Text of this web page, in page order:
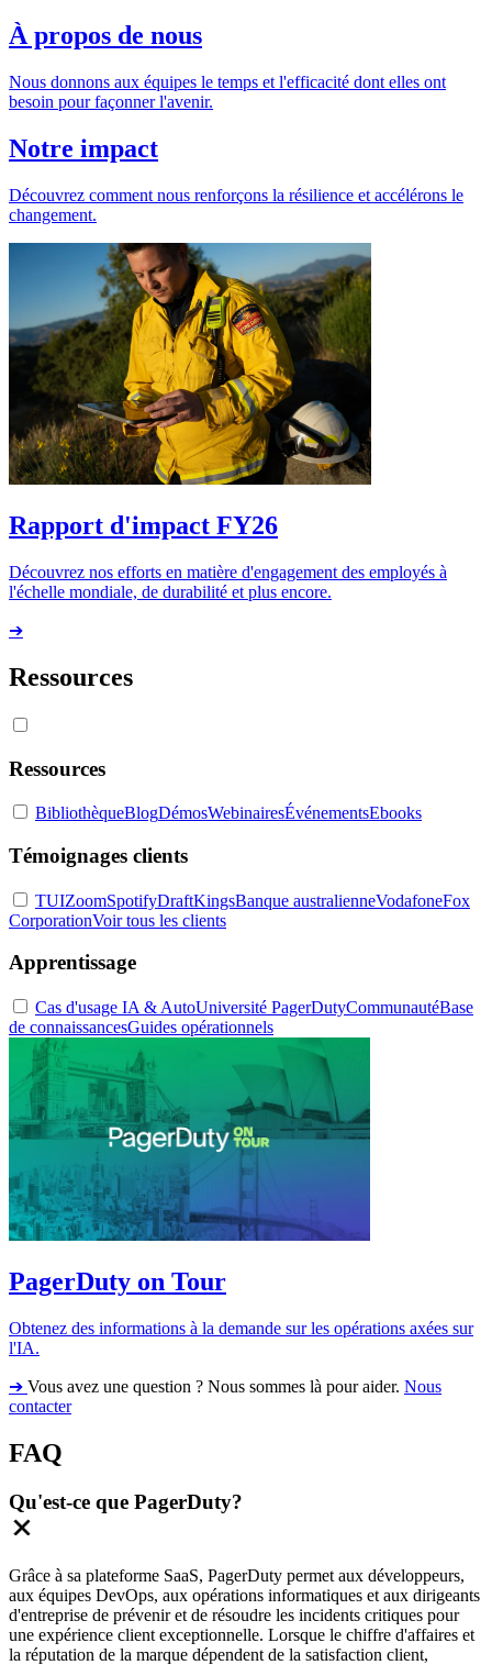
À propos de nous
Nous donnons aux équipes le temps et l'efficacité dont elles ont
besoin pour façonner l'avenir.
Notre impact
Découvrez comment nous renforçons la résilience et accélérons le
changement.
Rapport d'impact FY26
Découvrez nos efforts en matière d'engagement des employés à
l'échelle mondiale, de durabilité et plus encore.
➔
Ressources
Ressources
BibliothèqueBlogDémosWebinairesÉvénementsEbooks
Témoignages clients
TUIZoomSpotifyDraftKingsBanque australienneVodafoneFox
CorporationVoir tous les clients
Apprentissage
Cas d'usage IA & AutoUniversité PagerDutyCommunautéBase
de connaissancesGuides opérationnels
PagerDuty on Tour
Obtenez des informations à la demande sur les opérations axées sur
l'IA.
➔ Vous avez une question ? Nous sommes là pour aider. Nous
contacter
FAQ
Qu'est-ce que PagerDuty?
Grâce à sa plateforme SaaS, PagerDuty permet aux développeurs,
aux équipes DevOps, aux opérations informatiques et aux dirigeants
d'entreprise de prévenir et de résoudre les incidents critiques pour
une expérience client exceptionnelle. Lorsque le chiffre d'affaires et
la réputation de la marque dépendent de la satisfaction client,